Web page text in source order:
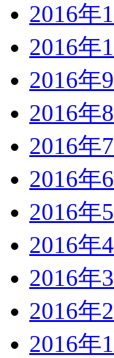
2016年
2016年
2016年
2016年
2016年
2016年
2016年
2016年
2016年
2016年
2016年